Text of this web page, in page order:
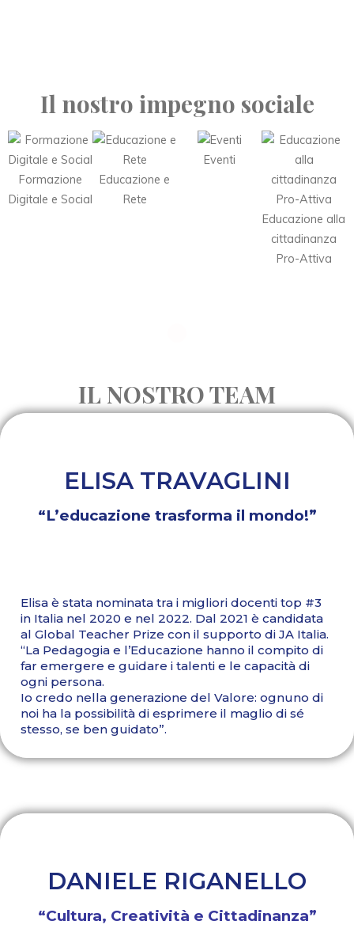
Il nostro impegno sociale
Formazione
Digitale e Social
Educazione e
Rete
Eventi
Educazione alla
cittadinanza
Pro-Attiva
IL NOSTRO TEAM
ELISA TRAVAGLINI
“L’educazione trasforma il mondo!”
Elisa è stata nominata tra i migliori docenti top #3
in Italia nel 2020 e nel 2022. Dal 2021 è candidata
al Global Teacher Prize con il supporto di JA Italia.
“La Pedagogia e l’Educazione hanno il compito di
far emergere e guidare i talenti e le capacità di
ogni persona.
Io credo nella generazione del Valore: ognuno di
noi ha la possibilità di esprimere il maglio di sé
stesso, se ben guidato”.
DANIELE RIGANELLO
“Cultura, Creatività e Cittadinanza”